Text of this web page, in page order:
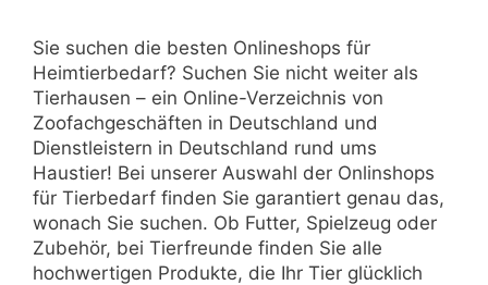
Sie suchen die besten Onlineshops für
Heimtierbedarf? Suchen Sie nicht weiter als
Tierhausen – ein Online-Verzeichnis von
Zoofachgeschäften in Deutschland und
Dienstleistern in Deutschland rund ums
Haustier! Bei unserer Auswahl der Onlinshops
für Tierbedarf finden Sie garantiert genau das,
wonach Sie suchen. Ob Futter, Spielzeug oder
Zubehör, bei Tierfreunde finden Sie alle
hochwertigen Produkte, die Ihr Tier glücklich